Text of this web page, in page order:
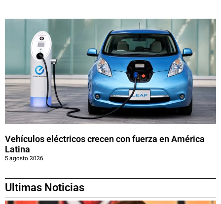
Vehículos eléctricos crecen con fuerza en América
Latina
5 agosto 2026
Ultimas Noticias